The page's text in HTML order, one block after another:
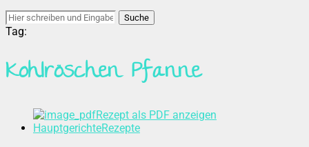
Suche
Tag:
Kohlröschen Pfanne
Rezept als PDF anzeigen
HauptgerichteRezepte